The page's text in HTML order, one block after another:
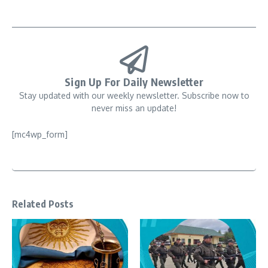
Sign Up For Daily Newsletter
Stay updated with our weekly newsletter. Subscribe now to
never miss an update!
[mc4wp_form]
Related Posts